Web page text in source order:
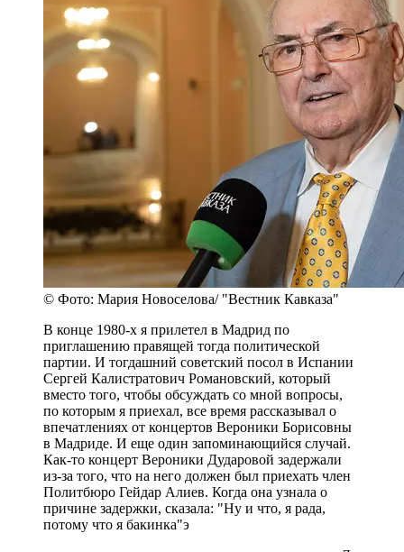
© Фото: Мария Новоселова/ "Вестник Кавказа"
В конце 1980-х я прилетел в Мадрид по
приглашению правящей тогда политической
партии. И тогдашний советский посол в Испании
Сергей Калистратович Романовский, который
вместо того, чтобы обсуждать со мной вопросы,
по которым я приехал, все время рассказывал о
впечатлениях от концертов Вероники Борисовны
в Мадриде. И еще один запоминающийся случай.
Как-то концерт Вероники Дударовой задержали
из-за того, что на него должен был приехать член
Политбюро Гейдар Алиев. Когда она узнала о
причине задержки, сказала: "Ну и что, я рада,
потому что я бакинка"э